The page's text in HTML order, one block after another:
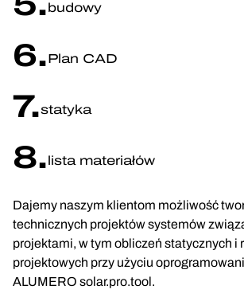
budowy
6.Plan CAD
7.statyka
8.lista materiałów
Dajemy naszym klientom możliwość
technicznych projektów systemów
projektami, w tym obliczeń statycznych i
projektowych przy użyciu
ALUMERO solar.pro.tool.